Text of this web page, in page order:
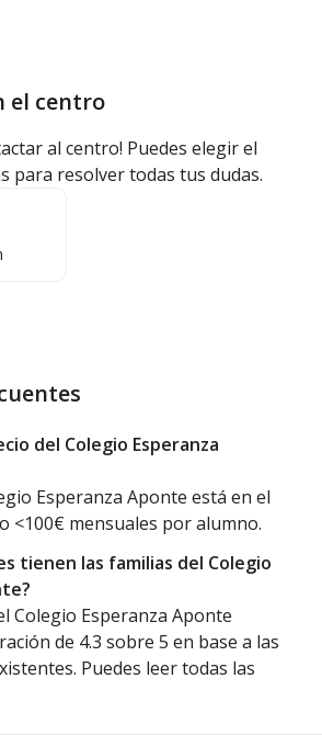
el centro
al centro! Puedes elegir el
para resolver todas tus dudas.
del Colegio Esperanza
Esperanza Aponte está en el
<100€ mensuales por alumno.
tienen las familias del Colegio
Colegio Esperanza Aponte
de 4.3 sobre 5 en base a las
Puedes leer todas las